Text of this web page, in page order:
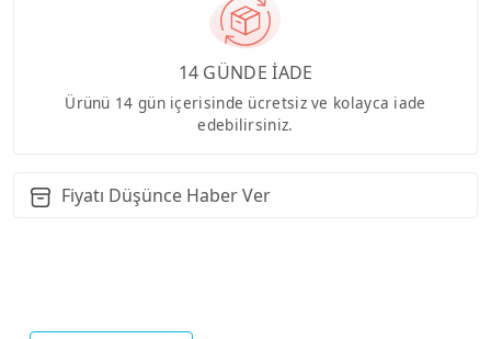
14 GÜNDE İADE
Ürünü 14 gün içerisinde ücretsiz ve kolayca iade
edebilirsiniz.
Fiyatı Düşünce Haber Ver